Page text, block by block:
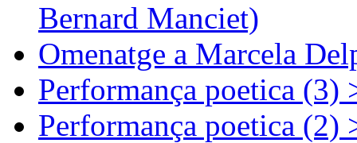
Bernard Manciet)
Omenatge a Marcela
Performança poetica (3)
Performança poetica (2)